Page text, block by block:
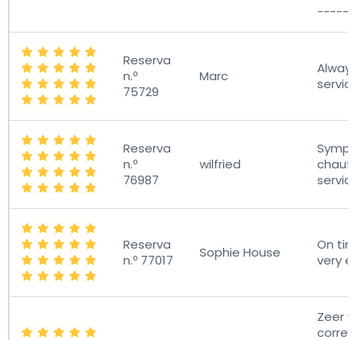
Reserva
n.º
75729
Marc
Reserva
n.º
76987
wilfried
Reserva
n.º 77017
Sophie House
On
very
Zeer